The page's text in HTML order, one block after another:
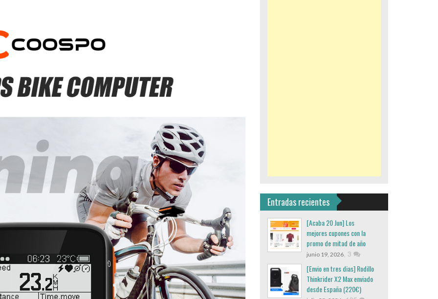
Entradas recientes
[Acaba 20 Jun] Los
mejores cupones con la
promo de mitad de año
junio 19, 2026, 3
[Envio en tres dias] Rodillo
Thinkrider X2 Max enviado
desde España (220€)